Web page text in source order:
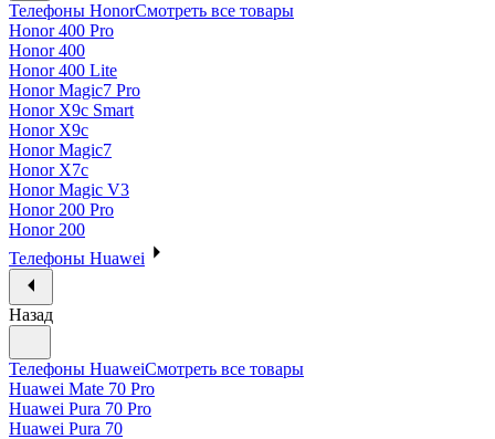
Телефоны HonorСмотреть все товары
Honor 400 Pro
Honor 400
Honor 400 Lite
Honor Magic7 Pro
Honor X9c Smart
Honor X9c
Honor Magic7
Honor X7c
Honor Magic V3
Honor 200 Pro
Honor 200
Телефоны Huawei
Назад
Телефоны HuaweiСмотреть все товары
Huawei Mate 70 Pro
Huawei Pura 70 Pro
Huawei Pura 70